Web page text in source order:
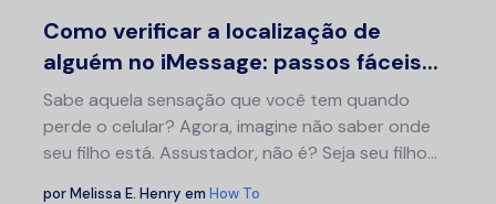
Como verificar a localização de
alguém no iMessage: passos fáceis...
Sabe aquela sensação que você tem quando
perde o celular? Agora, imagine não saber onde
seu filho está. Assustador, não é? Seja seu filho...
porMelissa E. Henry em How To